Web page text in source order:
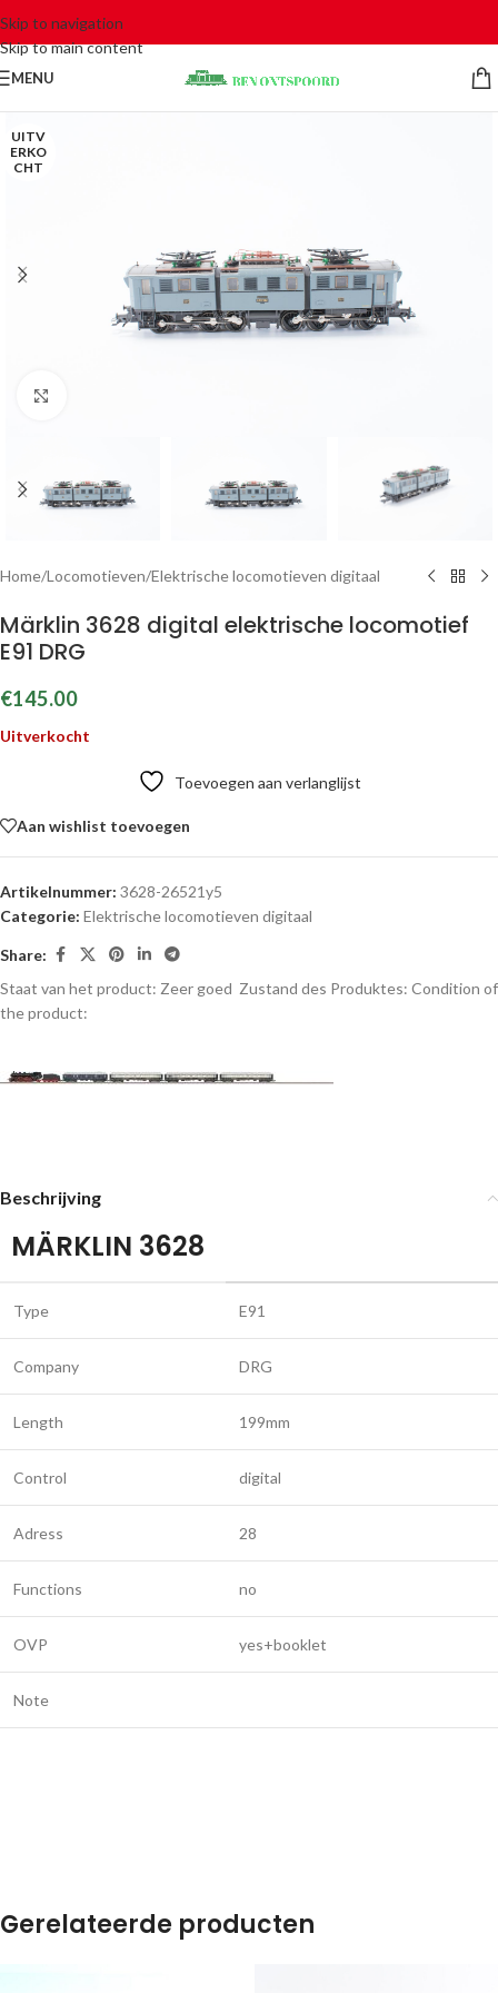
Skip to navigation
Skip to main content
MENU
UITV
ERKO
CHT
Home/Locomotieven/Elektrische locomotieven digitaal
Märklin 3628 digital elektrische locomotief
E91 DRG
€145.00
Uitverkocht
Toevoegen aan verlanglijst
Aan wishlist toevoegen
Artikelnummer: 3628-26521y5
Categorie: Elektrische locomotieven digitaal
Share:
Staat van het product: Zeer goed Zustand des Produktes: Condition of
the product:
Beschrijving
MÄRKLIN 3628
Type E91
Company DRG
Length 199mm
Control digital
Adress 28
Functions no
OVP yes+booklet
Note
Gerelateerde producten